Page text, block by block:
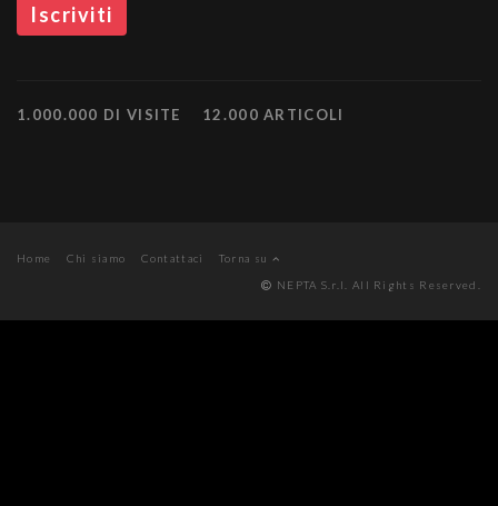
1.000.000 DI VISITE 12.000 ARTICOLI
Home Chi siamo Contattaci
Torna su
NEPTA S.r.l. All Rights Reserved.